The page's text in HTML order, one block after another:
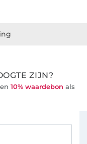
ZIJN?
10% waardebon als